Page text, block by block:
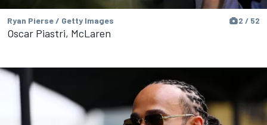
Ryan Pierse / Getty Images 2 / 52
Oscar Piastri, McLaren